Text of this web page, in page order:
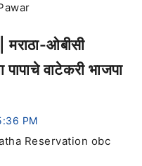
ओबीसी
पापाचे वाटेकरी भाजपा
PM
Reservation obc